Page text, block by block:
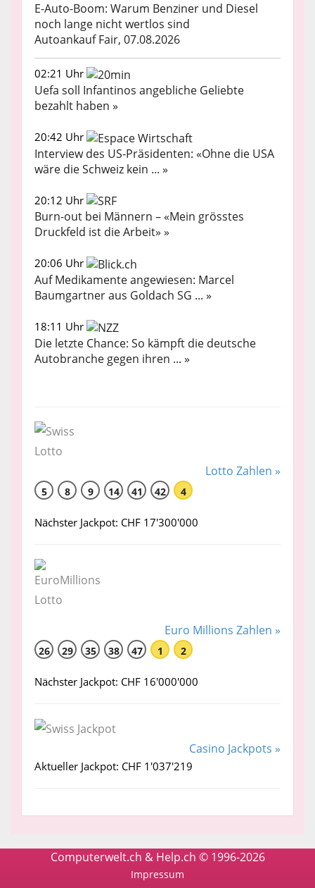
E-Auto-Boom: Warum Benziner und Diesel
noch lange nicht wertlos sind
Autoankauf Fair, 07.08.2026
02:21 Uhr
Uefa soll Infantinos angebliche Geliebte
bezahlt haben »
20:42 Uhr
Interview des US-Präsidenten: «Ohne die USA
wäre die Schweiz kein ... »
20:12 Uhr
Burn-out bei Männern – «Mein grösstes
Druckfeld ist die Arbeit» »
20:06 Uhr
Auf Medikamente angewiesen: Marcel
Baumgartner aus Goldach SG ... »
18:11 Uhr
Die letzte Chance: So kämpft die deutsche
Autobranche gegen ihren ... »
Lotto Zahlen »
5 8 9 14 41 42 4
Nächster Jackpot: CHF 17'300'000
Euro Millions Zahlen »
26 29 35 38 47 1 2
Nächster Jackpot: CHF 16'000'000
Casino Jackpots »
Aktueller Jackpot: CHF 1'037'219
Computerwelt.ch & Help.ch © 1996-2026
Impressum